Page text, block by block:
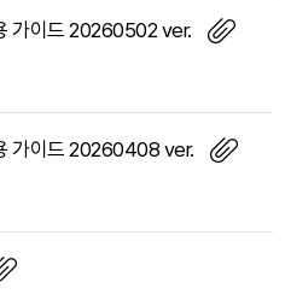
가이드 20260502 ver.
가이드 20260408 ver.